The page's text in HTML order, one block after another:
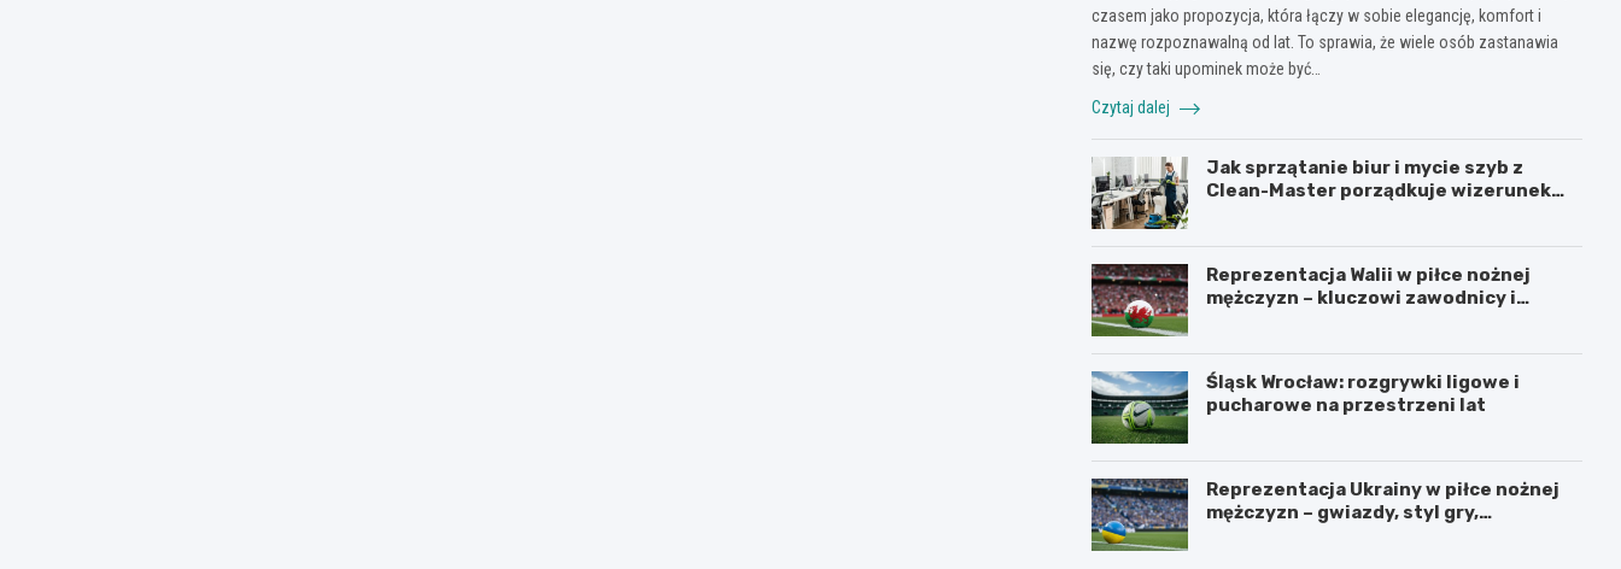
czasem jako propozycja, która łączy w sobie elegancję, komfort i
nazwę rozpoznawalną od lat. To sprawia, że wiele osób zastanawia
się, czy taki upominek może być…
Czytaj dalej
Jak sprzątanie biur i mycie szyb z
Clean-Master porządkuje wizerunek
Reprezentacja Walii w piłce nożnej
mężczyzn – kluczowi zawodnicy i
Śląsk Wrocław: rozgrywki ligowe i
pucharowe na przestrzeni lat
Reprezentacja Ukrainy w piłce nożnej
mężczyzn – gwiazdy, styl gry,